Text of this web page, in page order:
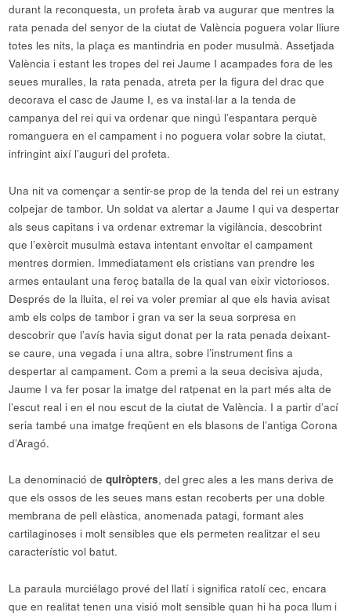
durant la reconquesta, un profeta àrab va augurar que mentres la
rata penada del senyor de la ciutat de València poguera volar lliure
totes les nits, la plaça es mantindria en poder musulmà. Assetjada
València i estant les tropes del rei Jaume I acampades fora de les
seues muralles, la rata penada, atreta per la figura del drac que
decorava el casc de Jaume I, es va instal·lar a la tenda de
campanya del rei qui va ordenar que ningú l’espantara perquè
romanguera en el campament i no poguera volar sobre la ciutat,
infringint així l’auguri del profeta.
Una nit va començar a sentir-se prop de la tenda del rei un estrany
colpejar de tambor. Un soldat va alertar a Jaume I qui va despertar
als seus capitans i va ordenar extremar la vigilància, descobrint
que l’exèrcit musulmà estava intentant envoltar el campament
mentres dormien. Immediatament els cristians van prendre les
armes entaulant una feroç batalla de la qual van eixir victoriosos.
Després de la lluita, el rei va voler premiar al que els havia avisat
amb els colps de tambor i gran va ser la seua sorpresa en
descobrir que l’avís havia sigut donat per la rata penada deixant-
se caure, una vegada i una altra, sobre l’instrument fins a
despertar al campament. Com a premi a la seua decisiva ajuda,
Jaume I va fer posar la imatge del ratpenat en la part més alta de
l’escut real i en el nou escut de la ciutat de València. I a partir d’ací
seria també una imatge freqüent en els blasons de l’antiga Corona
d’Aragó.
La denominació dequiròpters, del grec ales a les mans deriva de
que els ossos de les seues mans estan recoberts per una doble
membrana de pell elàstica, anomenada patagi, formant ales
cartilaginoses i molt sensibles que els permeten realitzar el seu
característic vol batut.
La paraula murciélago prové del llatí i significa ratolí cec, encara
que en realitat tenen una visió molt sensible quan hi ha poca llum i